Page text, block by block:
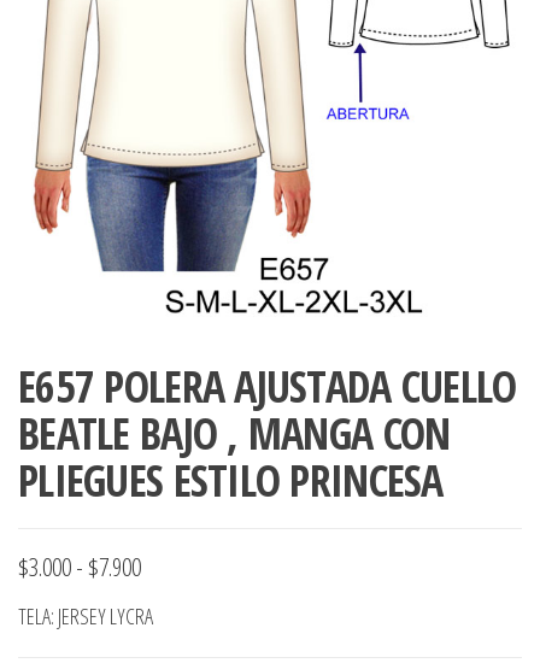
accumark ,
pdf , Moldes
Gerber ,
ropa,
Graduaciones,
Ploteo y
Digitalización
accumark,
E657 POLERA AJUSTADA CUELLO
BEATLE BAJO , MANGA CON
PLIEGUES ESTILO PRINCESA
$3.000- $7.900Rango
de
TELA: JERSEY LYCRA